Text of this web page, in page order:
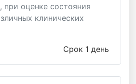
при оценке состояния
клинических
Срок 1 день